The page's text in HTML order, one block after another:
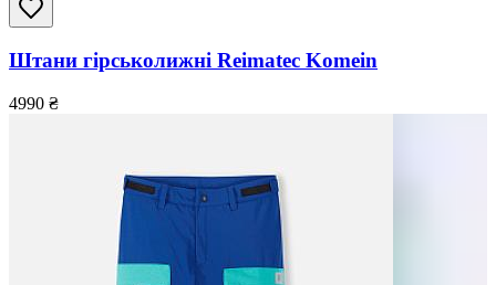
Штани гірськолижні Reimatec Komein
4990 ₴